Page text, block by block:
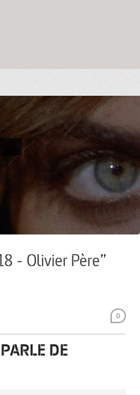
- Olivier Père”
0
DE